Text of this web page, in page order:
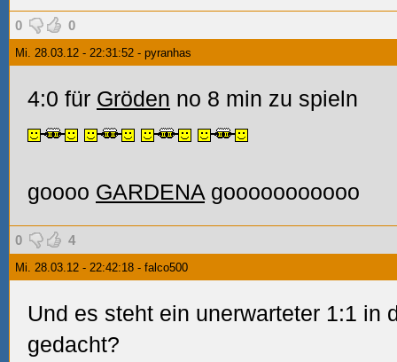
0 0
Mi. 28.03.12 - 22:31:52 - pyranhas
4:0 für Gröden no 8 min zu spieln
goooo GARDENA gooooooooooo
0 4
Mi. 28.03.12 - 22:42:18 - falco500
Und es steht ein unerwarteter 1:1 in
gedacht?